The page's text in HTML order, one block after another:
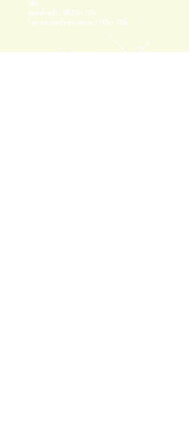
18h
vendredi : 9h30 - 13h
1er samedi du mois : 10h - 13h